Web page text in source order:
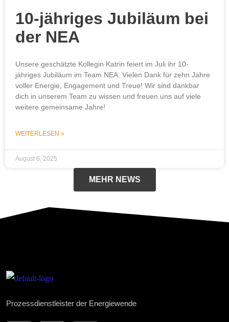
10-jähriges Jubiläum bei
der NEA
Unsere geschätzte Kollegin Katrin feiert im Juli ihr 10-
jähriges Jubiläum im Team NEA. Vielen Dank für zehn Jahre
voller Energie, Engagement und Treue! Wir sind dankbar
dich in unserem Team zu wissen und freuen uns auf viele
weitere gemeinsame Jahre!
WEITERLESEN »
August 6, 2025
MEHR NEWS
Prozessdienstleister der Energiewende